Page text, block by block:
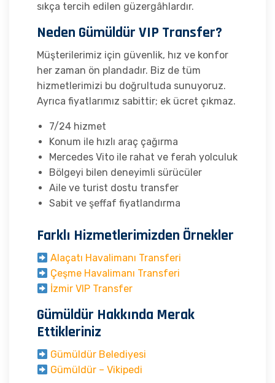
sıkça tercih edilen güzergâhlardır.
Neden Gümüldür VIP Transfer?
Müşterilerimiz için güvenlik, hız ve konfor
her zaman ön plandadır. Biz de tüm
hizmetlerimizi bu doğrultuda sunuyoruz.
Ayrıca fiyatlarımız sabittir; ek ücret çıkmaz.
7/24 hizmet
Konum ile hızlı araç çağırma
Mercedes Vito ile rahat ve ferah yolculuk
Bölgeyi bilen deneyimli sürücüler
Aile ve turist dostu transfer
Sabit ve şeffaf fiyatlandırma
Farklı Hizmetlerimizden Örnekler
Alaçatı Havalimanı Transferi
Çeşme Havalimanı Transferi
İzmir VIP Transfer
Gümüldür Hakkında Merak
Ettikleriniz
Gümüldür Belediyesi
Gümüldür – Vikipedi